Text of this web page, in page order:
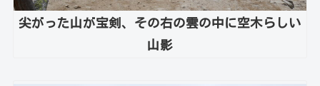
尖がった山が宝剣、その右の雲の中に空木らしい
山影